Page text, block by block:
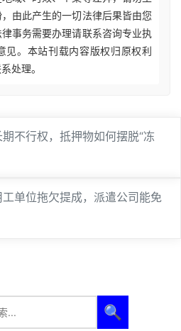
由此产生的一切法律后果皆由您
事务需要办理请联系咨询专业执
见。本站刊载内容版权归原权利
处理。
不行权，抵押物如何摆脱“冻
单位拖欠提成，派遣公司能免
🔍